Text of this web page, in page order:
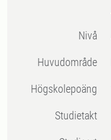
Nivå
Huvudområde
högskolepoäng
Studietakt